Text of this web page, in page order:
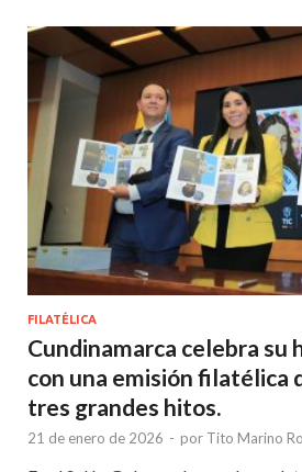
FILATÉLICA
Cundinamarca celebra
con una emisión filatélica
tres grandes hitos.
21 de enero de 2026 - por Tito Marino